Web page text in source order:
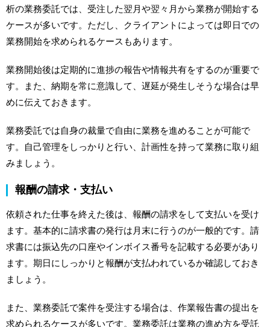
析の業務委託では、受注した翌月や翌々月から業務が開始する
ケースが多いです。ただし、クライアントによっては即日での
業務開始を求められるケースもあります。
業務開始後は定期的に進捗の報告や情報共有をするのが重要で
す。また、納期を常に意識して、遅延が発生しそうな場合は早
めに伝えておきます。
業務委託では自身の裁量で自由に業務を進めることが可能で
す。自己管理をしっかりと行い、計画性を持って業務に取り組
みましょう。
報酬の請求・支払い
依頼された仕事を終えた後は、報酬の請求をして支払いを受け
ます。基本的に請求書の発行は月末に行うのが一般的です。請
求書には振込先の口座やインボイス番号を記載する必要があり
ます。期日にしっかりと報酬が支払われているか確認しておき
ましょう。
また、業務委託で案件を受注する場合は、作業報告書の提出を
求められるケースが多いです。業務委託は業務の進め方を受託